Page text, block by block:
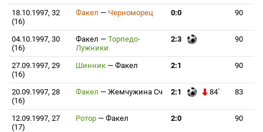
18.10.1997, 32
(16)
Факел — Черноморец 0:0 90
04.10.1997, 30
(16)
Факел — Торпедо-
Лужники
2:3 90
27.09.1997, 29
(16)
Шинник — Факел 2:1 90
20.09.1997, 28
(16)
Факел — Жемчужина Сч 2:1 84` 83
12.09.1997, 27
(17)
Ротор — Факел 2:0 90